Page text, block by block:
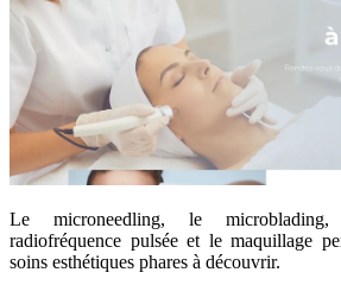
Le microneedling, le
radiofréquence pulsée et le maquillage
soins esthétiques phares à découvrir.